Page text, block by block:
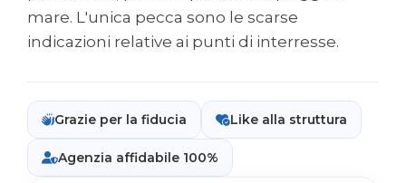
mare. L'unica pecca sono le scarse
indicazioni relative ai punti di interresse.
Grazie per la fiducia Like alla struttura
Agenzia affidabile 100%